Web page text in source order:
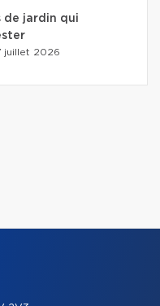
de jardin qui
juillet 2026